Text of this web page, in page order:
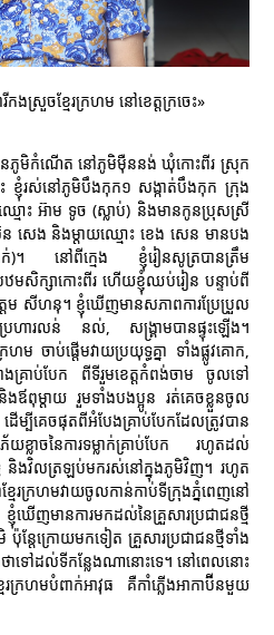
រួចខ្មែរក្រហម នៅខេត្តក្រចេះ»
នភូមិកំណើត នៅភូមិម៉ឺននង់ ឃុំកោះពីរ ស្រុក
នេះ ខ្ញុំរស់នៅភូមិបឹងកុក១ សង្កាត់បឹងកុក ក្រុង
ឈ្មោះ អ៊ាម ទូច (ស្លាប់) និងមានកូនប្រុសស្រី
សេង និងម្ដាយឈ្មោះ ខេង សេន មានបង
ក់)។ នៅពីក្មេង ខ្ញុំរៀនសូត្របានត្រឹម
មសិក្សាកោះពីរ ហើយខ្ញុំឈប់រៀន បន្ទាប់ពី
ោត្តម សីហនុ។ ខ្ញុំឃើញមានសភាពការប្រែប្រួល
ឋប្រហារលន់ នល់, សង្រ្គាមបានផ្ទុះឡើង។
ចាប់ផ្ដើមវាយប្រយុទ្ធគ្នា ទាំងផ្លូវគោក,
ោងគ្រាប់បែក ពីទីរួមខេត្តកំពង់ចាម ចូលទៅ
ឪពុម្ដាយ រួមទាំងបងប្អូន រត់គេចខ្លួនចូល
េចផុតពីអំបែងគ្រាប់បែកដែលត្រូវបាន
ខ្លាចនៃការទម្លាក់គ្រាប់បែក រហូតដល់
ធ និងវិលត្រឡប់មករស់នៅក្នុងភូមិវិញ។ រហូត
រក្រហមវាយចូលកាន់កាប់ទីក្រុងភ្នំពេញនៅ
ើញមានការមកដល់នៃគ្រួសារប្រជាជនថ្មី
ន្តែក្រោយមកទៀត គ្រួសារប្រជាជនថ្មីទាំង
ទៅដល់ទីកន្លែងណានោះទេ។ នៅពេលនោះ
មែរក្រហមបំពាក់អាវុធ គឺកាំភ្លើងអាកាប៊ីនមួយ